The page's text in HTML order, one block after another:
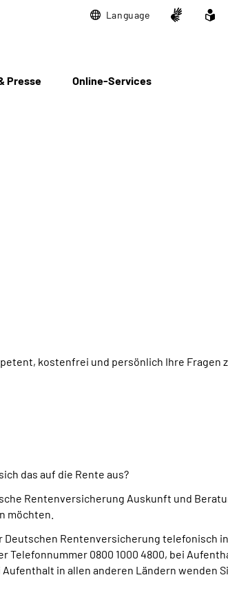
Language
Presse Online-Services
kostenfrei und persönlich Ihre Fragen
das auf die Rente aus?
Rentenversicherung Auskunft und
möchten.
Deutschen Rentenversicherung telefonisch
0800 1000 4800, bei
in allen anderen Ländern wenden